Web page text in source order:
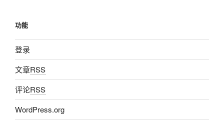
功能
登录
文章RSS
评论RSS
WordPress.org